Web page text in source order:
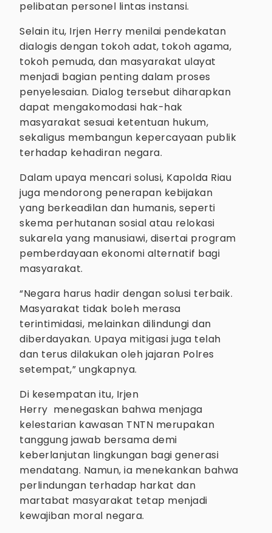
pelibatan personel lintas instansi.
Selain itu, Irjen Herry menilai pendekatan
dialogis dengan tokoh adat, tokoh agama,
tokoh pemuda, dan masyarakat ulayat
menjadi bagian penting dalam proses
penyelesaian. Dialog tersebut diharapkan
dapat mengakomodasi hak-hak
masyarakat sesuai ketentuan hukum,
sekaligus membangun kepercayaan publik
terhadap kehadiran negara.
Dalam upaya mencari solusi, Kapolda Riau
juga mendorong penerapan kebijakan
yang berkeadilan dan humanis, seperti
skema perhutanan sosial atau relokasi
sukarela yang manusiawi, disertai program
pemberdayaan ekonomi alternatif bagi
masyarakat.
“Negara harus hadir dengan solusi terbaik.
Masyarakat tidak boleh merasa
terintimidasi, melainkan dilindungi dan
diberdayakan. Upaya mitigasi juga telah
dan terus dilakukan oleh jajaran Polres
setempat,” ungkapnya.
Di kesempatan itu, Irjen
Herry menegaskan bahwa menjaga
kelestarian kawasan TNTN merupakan
tanggung jawab bersama demi
keberlanjutan lingkungan bagi generasi
mendatang. Namun, ia menekankan bahwa
perlindungan terhadap harkat dan
martabat masyarakat tetap menjadi
kewajiban moral negara.